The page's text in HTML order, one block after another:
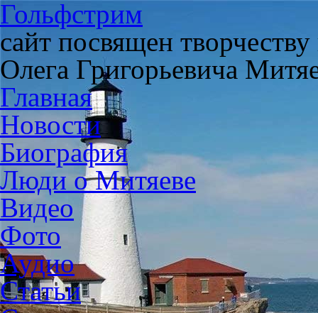
Гольфстрим
сайт посвящен
Олега Григорьевича
Главная
Новости
Биография
Люди о Митяеве
Видео
Фото
Аудио
Статьи